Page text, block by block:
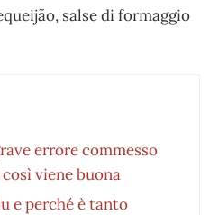
salse di formaggio
errore commesso
viene buona
e perché è tanto